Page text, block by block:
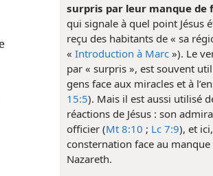
surpris par leur manque de
qui signale à quel point Jésus
reçu des habitants de « sa
« Introduction à Marc »). Le
par « surpris », est souvent
gens face aux miracles et à
15:5). Mais il est aussi utilisé
réactions de Jésus : son
officier (Mt 8:10 ; Lc 7:9), et
consternation face au
Nazareth.